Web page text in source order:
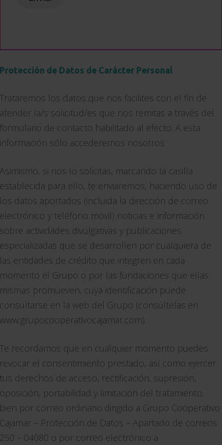
de Datos de Carácter Personal
los datos que nos facilites con el fin de
la/s solicitud/es que nos remitas a través del
de contacto habilitado al efecto. A esta
sólo accederemos nosotros.
si nos lo solicitas, marcando la casilla
para ello, te enviaremos, haciendo uso de
datos aportados (incluida la dirección de correo
y teléfono móvil) noticias e información
actividades divulgativas y publicaciones
que se desarrollen por cualquiera de
entidades de crédito que integren en cada
el Grupo o por las fundaciones que ellas
promueven, cuya identificación puede
en la web del Grupo (consúltelas en
recordamos que en cualquier momento puedes
el consentimiento prestado, así como ejercer
derechos de acceso, rectificación, supresión,
portabilidad y limitación del tratamiento,
por correo ordinario dirigido a Grupo Cooperativo
– Protección de Datos – Apartado de correos
– 04080 o por correo electrónico a